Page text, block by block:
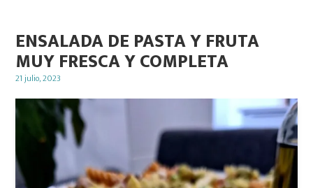
ENSALADA DE PASTA Y FRUTA
MUY FRESCA Y COMPLETA
Posted
21 julio, 2023